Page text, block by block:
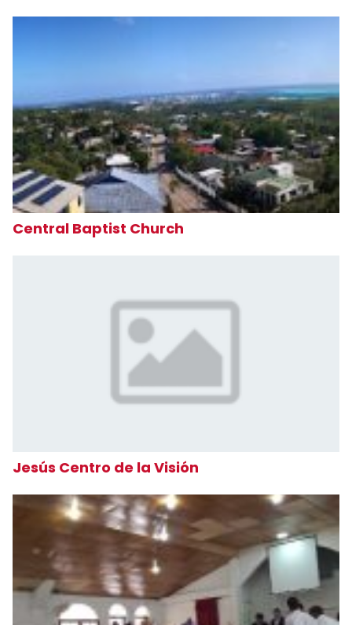
Central Baptist Church
Jesús Centro de la Visión